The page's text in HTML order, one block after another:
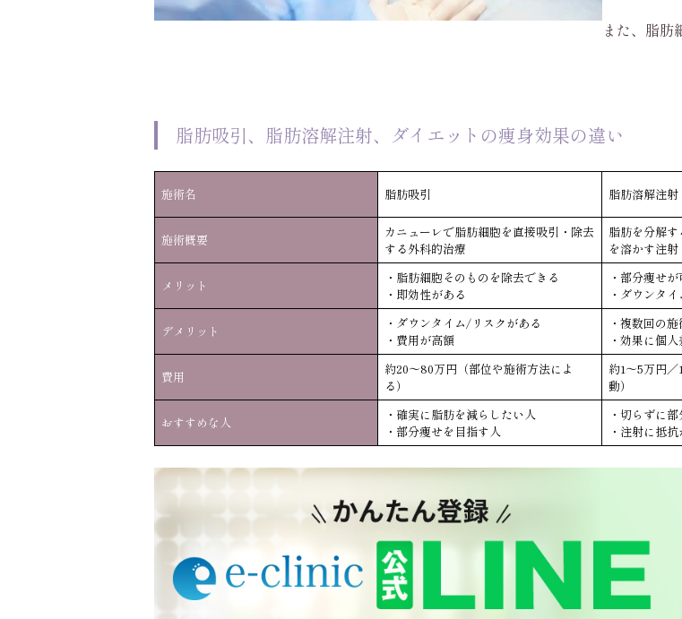
また、脂肪
脂肪吸引、脂肪溶解注射、ダイエットの痩身効果の違い
施術名 脂肪吸引 脂肪溶解注射
施術概要
カニューレで脂肪細胞を直接吸引・除去
する外科的治療
脂肪を分解
を溶かす注射
メリット
・脂肪細胞そのものを除去できる
・即効性がある
・部分痩せ
・ダウンタ
デメリット
・ダウンタイム/リスクがある
・費用が高額
・複数回の
・効果に個人
費用
約20〜80万円（部位や施術方法によ
る）
約1〜5万円
動）
おすすめな人
・確実に脂肪を減らしたい人
・部分痩せを目指す人
・切らずに
・注射に抵